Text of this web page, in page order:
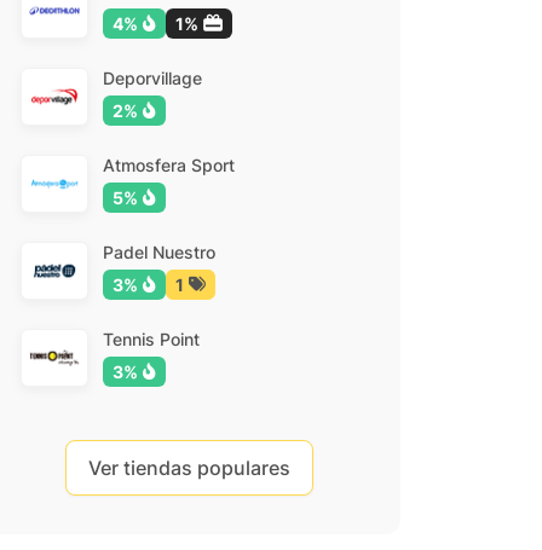
4%
1%
Deporvillage
2%
Atmosfera Sport
5%
Padel Nuestro
3%
1
Tennis Point
3%
Ver tiendas populares